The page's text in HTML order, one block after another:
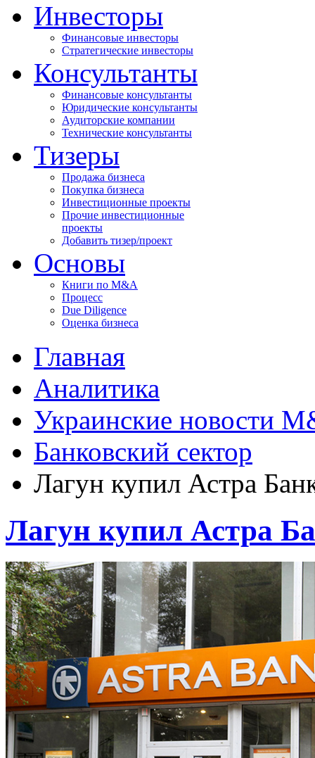
Инвесторы
Финансовые инвесторы
Стратегические инвесторы
Консультанты
Финансовые консультанты
Юридические консультанты
Аудиторские компании
Технические консультанты
Тизеры
Продажа бизнеса
Покупка бизнеса
Инвестиционные проекты
Прочие инвестиционные
проекты
Добавить тизер/проект
Основы
Книги по M&A
Процесс
Due Diligence
Оценка бизнеса
Главная
Аналитика
Украинские новости
Банковский сектор
Лагун купил Астра
Лагун купил Астра